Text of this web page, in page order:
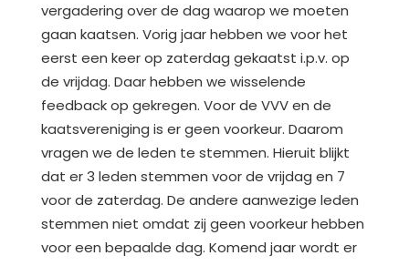
vergadering over de dag waarop we moeten
gaan kaatsen. Vorig jaar hebben we voor het
eerst een keer op zaterdag gekaatst i.p.v. op
de vrijdag. Daar hebben we wisselende
feedback op gekregen. Voor de VVV en de
kaatsvereniging is er geen voorkeur. Daarom
vragen we de leden te stemmen. Hieruit blijkt
dat er 3 leden stemmen voor de vrijdag en 7
voor de zaterdag. De andere aanwezige leden
stemmen niet omdat zij geen voorkeur hebben
voor een bepaalde dag. Komend jaar wordt er